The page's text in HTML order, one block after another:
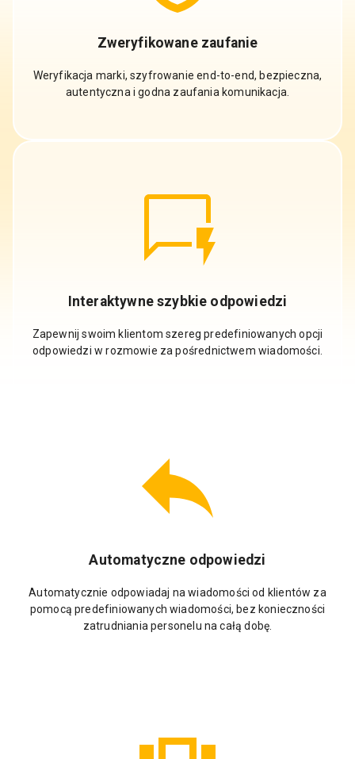
Zweryfikowane zaufanie
Weryfikacja marki, szyfrowanie end-to-end, bezpieczna,
autentyczna i godna zaufania komunikacja.
Interaktywne szybkie odpowiedzi
Zapewnij swoim klientom szereg predefiniowanych opcji
odpowiedzi w rozmowie za pośrednictwem wiadomości.
Automatyczne odpowiedzi
Automatycznie odpowiadaj na wiadomości od klientów za
pomocą predefiniowanych wiadomości, bez konieczności
zatrudniania personelu na całą dobę.